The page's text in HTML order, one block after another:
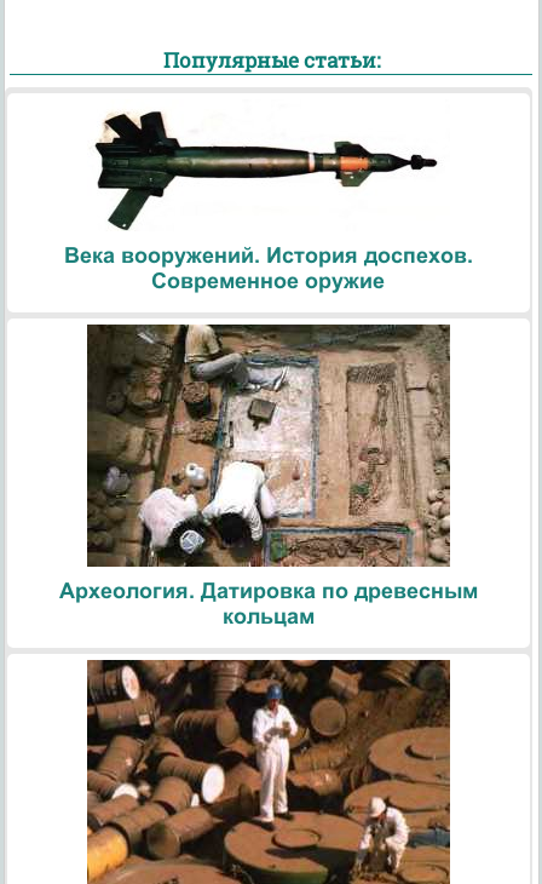
Популярные статьи:
Века вооружений. История доспехов.
Современное оружие
Археология. Датировка по древесным
кольцам